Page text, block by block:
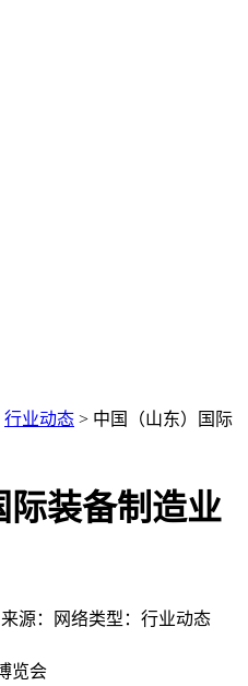
行业动态 > 中国（山东）国际
际装备制造业
来源：网络类型： 行业动态
览会